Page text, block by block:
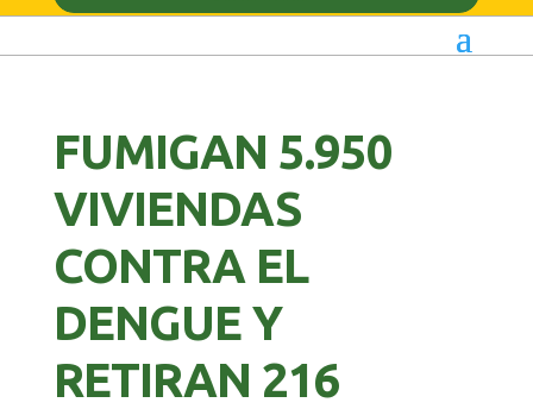
FUMIGAN 5.950
VIVIENDAS
CONTRA EL
DENGUE Y
RETIRAN 216